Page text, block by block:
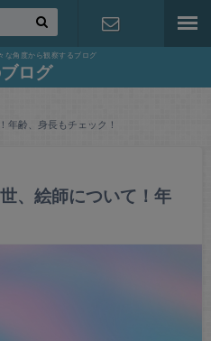
な角度から観察するブログ
ログ
年齢、身長もチェック！
、絵師について！年